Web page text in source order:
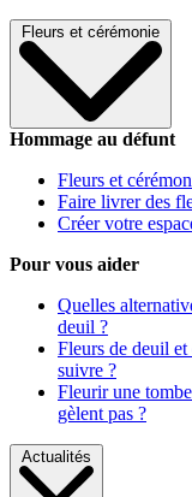
Fleurs et cérémonie
Hommage au défunt
Fleurs et
Faire livrer des
Créer votre
Pour vous aider
Quelles
deuil ?
Fleurs de deuil et
suivre ?
Fleurir une
gèlent pas ?
Actualités